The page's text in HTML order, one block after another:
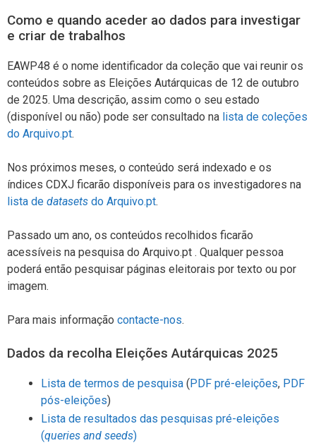
Como e quando aceder ao dados para investigar
e criar de trabalhos
EAWP48 é o nome identificador da coleção que vai reunir os
conteúdos sobre as Eleições Autárquicas de 12 de outubro
de 2025. Uma descrição, assim como o seu estado
(disponível ou não) pode ser consultado na lista de coleções
do Arquivo.pt.
Nos próximos meses, o conteúdo será indexado e os
índices CDXJ ficarão disponíveis para os investigadores na
lista de datasets do Arquivo.pt.
Passado um ano, os conteúdos recolhidos ficarão
acessíveis na pesquisa do Arquivo.pt . Qualquer pessoa
poderá então pesquisar páginas eleitorais por texto ou por
imagem.
Para mais informação contacte-nos.
Dados da recolha Eleições Autárquicas 2025
Lista de termos de pesquisa (PDF pré-eleições, PDF
pós-eleições)
Lista de resultados das pesquisas pré-eleições
(queries and seeds)